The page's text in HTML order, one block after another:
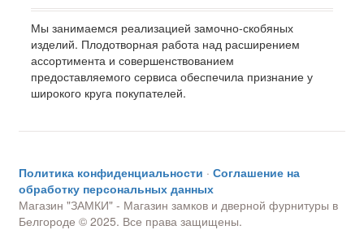
Мы занимаемся реализацией замочно-скобяных
изделий. Плодотворная работа над расширением
ассортимента и совершенствованием
предоставляемого сервиса обеспечила признание у
широкого круга покупателей.
Политика конфиденциальности · Соглашение на
обработку персональных данных
Магазин "ЗАМКИ" - Магазин замков и дверной фурнитуры в
Белгороде © 2025. Все права защищены.